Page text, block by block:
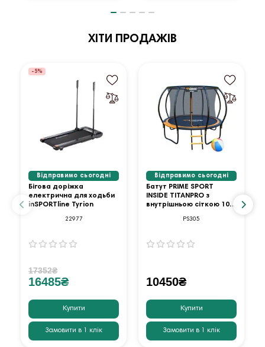
ХІТИ ПРОДАЖІВ
-5%
Відправимо сьогодні
Бігова доріжка
електрична для ходьби
inSPORTline Tyrion
22977
17352₴
16485₴
Купити
Замовити в 1 клік
Відправимо сьогодні
Батут PRIME SPORT
INSIDE TITANPRO з
внутрішньою сіткою 10
PS305
10450₴
Купити
Замовити в 1 клік